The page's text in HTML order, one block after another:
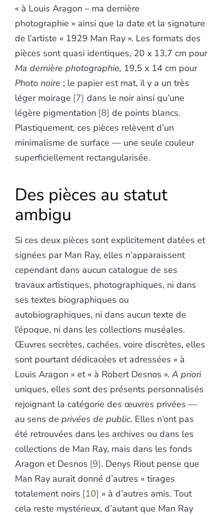
« à Louis Aragon – ma dernière
photographie » ainsi que la date et la signature
de l’artiste « 1929 Man Ray ». Les formats des
pièces sont quasi identiques, 20 x 13,7 cm pour
Ma dernière photographie, 19,5 x 14 cm pour
Photo noire ; le papier est mat, il y a un très
léger moirage 7 dans le noir ainsi qu’une
légère pigmentation 8 de points blancs.
Plastiquement, ces pièces relèvent d’un
minimalisme de surface — une seule couleur
superficiellement rectangularisée.
Des pièces au statut
ambigu
Si ces deux pièces sont explicitement datées et
signées par Man Ray, elles n’apparaissent
cependant dans aucun catalogue de ses
travaux artistiques, photographiques, ni dans
ses textes biographiques ou
autobiographiques, ni dans aucun texte de
l’époque, ni dans les collections muséales.
Œuvres secrètes, cachées, voire discrètes, elles
sont pourtant dédicacées et adressées « à
Louis Aragon » et « à Robert Desnos ». A priori
uniques, elles sont des présents personnalisés
rejoignant la catégorie des œuvres privées —
au sens de privées de public. Elles n’ont pas
été retrouvées dans les archives ou dans les
collections de Man Ray, mais dans les fonds
Aragon et Desnos 9 . Denys Riout pense que
Man Ray aurait donné d’autres « tirages
totalement noirs 10 » à d’autres amis. Tout
cela reste mystérieux, d’autant que Man Ray